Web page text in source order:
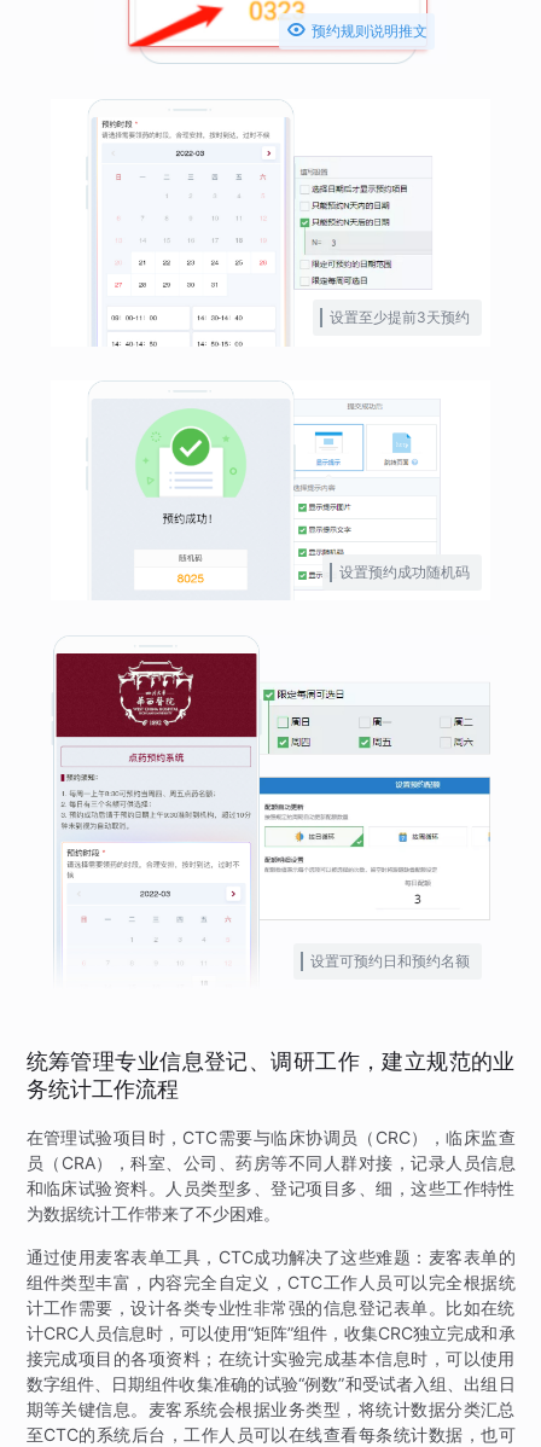
 预约规则说明推文
设置至少提前3天预约
设置预约成功随机码
设置可预约日和预约名额
统筹管理专业信息登记、调研工作，建立规范的业
务统计工作流程
在管理试验项目时，CTC需要与临床协调员（CRC），临床监查
员（CRA），科室、公司、药房等不同人群对接，记录人员信息
和临床试验资料。人员类型多、登记项目多、细，这些工作特性
为数据统计工作带来了不少困难。
通过使用麦客表单工具，CTC成功解决了这些难题：麦客表单的
组件类型丰富，内容完全自定义，CTC工作人员可以完全根据统
计工作需要，设计各类专业性非常强的信息登记表单。比如在统
计CRC人员信息时，可以使用“矩阵”组件，收集CRC独立完成和承
接完成项目的各项资料；在统计实验完成基本信息时，可以使用
数字组件、日期组件收集准确的试验“例数”和受试者入组、出组日
期等关键信息。麦客系统会根据业务类型，将统计数据分类汇总
至CTC的系统后台，工作人员可以在线查看每条统计数据，也可